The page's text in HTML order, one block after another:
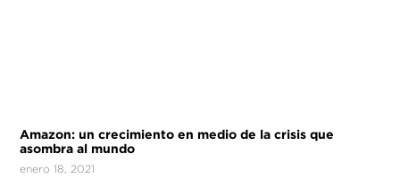
Amazon: un crecimiento en medio de la crisis que
asombra al mundo
enero 18, 2021